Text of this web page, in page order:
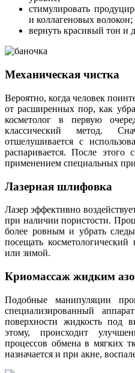
стимулировать
и коллагеновых волокон;
вернуть красивый тон и
Механическая чистка
Вероятно, когда человек
от расширенных пор, как
косметолог в первую
классический метод.
отшелушивается с
распаривается. После этого
применением специальных
Лазерная шлифовка
Лазер эффективно
при наличии пористости.
более ровным и убрать
посещать
или зимой.
Криомассаж жидким
Подобные манипуляции
специализированный
поверхности жидкость под
этому, происходит
процессов обмена в мягких
назначается и при акне,